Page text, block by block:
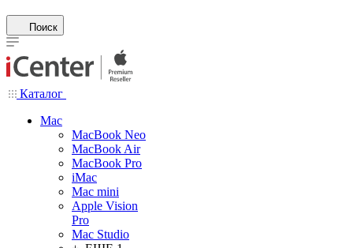
Поиск
Каталог
Mac
MacBook Neo
MacBook Air
MacBook Pro
iMac
Mac mini
Apple Vision
Pro
Mac Studio